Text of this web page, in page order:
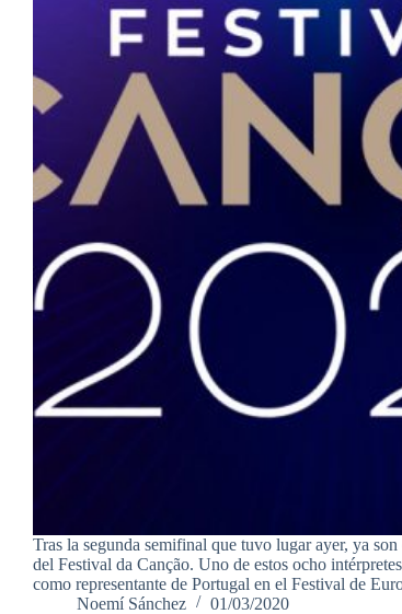
Tras la segunda semifinal que tuvo lugar ayer, ya
del Festival da Canção. Uno de estos ocho
como representante de Portugal en el Festival de
Noemí Sánchez
01/03/2020